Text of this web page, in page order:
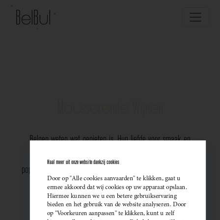
Belgen weten wat genieten is. Hun liefde voor smaak en
populariteit van Belgische mousserende wijnen. Meer dan ooit
kiezen ze bewust voor lokale bubbels — ideaal als
sprankelend aperitief of als verfijnde match bij een
gastronomisch diner. Santé!
Haal meer uit onze website dankzij cookies
Door op "Alle cookies aanvaarden" te klikken, gaat u
ermee akkoord dat wij cookies op uw apparaat opslaan.
Hiermee kunnen we u een betere gebruikservaring
bieden en het gebruik van de website analyseren. Door
op "Voorkeuren aanpassen" te klikken, kunt u zelf